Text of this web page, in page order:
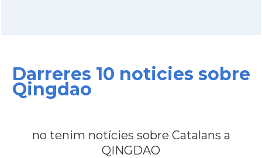
Darreres 10 noticies sobre
Qingdao
no tenim notícies sobre Catalans a
QINGDAO